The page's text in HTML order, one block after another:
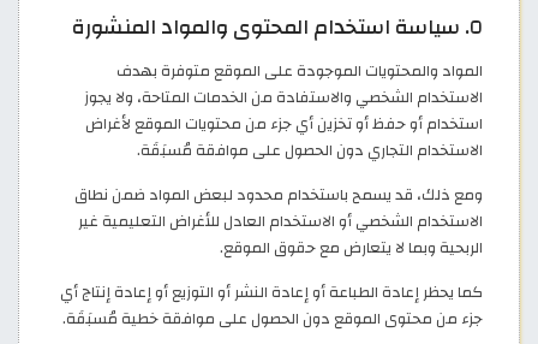
٥. سياسة استخدام المحتوى والمواد المنشورة
المواد والمحتويات الموجودة على الموقع متوفرة بهدف
الاستخدام الشخصي والاستفادة من الخدمات المتاحة، ولا يجوز
استخدام أو حفظ أو تخزين أي جزء من محتويات الموقع لأغراض
الاستخدام التجاري دون الحصول على موافقة مُسبَقَة.
ومع ذلك، قد يسمح باستخدام محدود لبعض المواد ضمن نطاق
الاستخدام الشخصي أو الاستخدام العادل للأغراض التعليمية غير
الربحية وبما لا يتعارض مع حقوق الموقع.
كما يحظر إعادة الطباعة أو إعادة النشر أو التوزيع أو إعادة إنتاج أي
جزء من محتوى الموقع دون الحصول على موافقة خطية مُسبَقَة.